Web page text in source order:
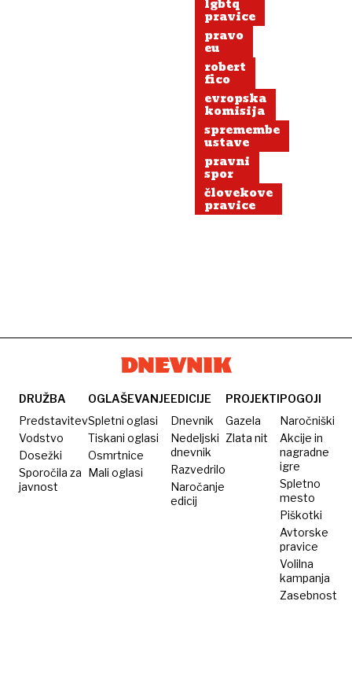
lgbtq
pravice
pravo
eu
robert
fico
evropska
komisija
spremembe
ustave
pravni
spor
človekove
pravice
DRUŽBA
Predstavitev
Vodstvo
Dosežki
Sporočila za
javnost
OGLAŠEVANJE
Spletni oglasi
Tiskani oglasi
Osmrtnice
Mali oglasi
EDICIJE
Dnevnik
Nedeljski
dnevnik
Razvedrilo
Naročanje
edicij
PROJEKTI
Gazela
Zlata nit
POGOJI
Naročniški
Akcije in
nagradne
igre
Spletno
mesto
Piškotki
Avtorske
pravice
Volilna
kampanja
Zasebnost